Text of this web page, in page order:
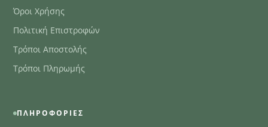
Όροι Χρήσης
Πολιτική Επιστροφών
Τρόποι Αποστολής
Τρόποι Πληρωμής
ΠΛΗΡΟΦΟΡΊΕΣ